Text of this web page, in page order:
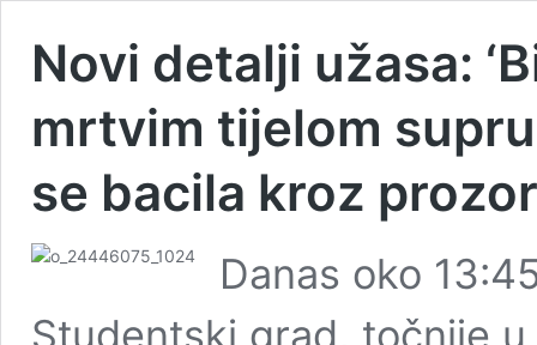
Novi detalji užasa:
mrtvim tijelom
se bacila kroz
Danas oko
Studentski grad, točnije